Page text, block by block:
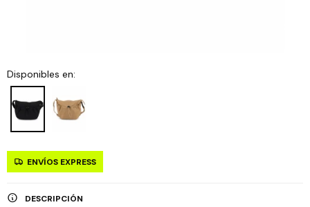
Disponibles en:
ENVÍOS EXPRESS
DESCRIPCIÓN